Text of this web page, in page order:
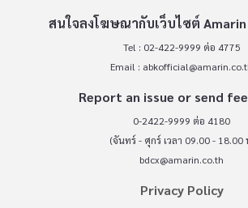
สนใจลงโฆษณากับเว็บไซต์ Amarin
Tel : 02-422-9999 ต่อ 4775
Email :
Report an issue or send
0-2422-9999 ต่อ 4180
(จันทร์ - ศุกร์ เวลา 09.00 - 18.00
bdcx@amarin.co.th
Privacy Policy